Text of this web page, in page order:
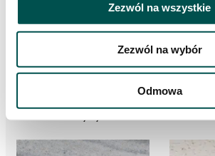
Zezwól na wszystkie
Zezwól na wybór
Odmowa